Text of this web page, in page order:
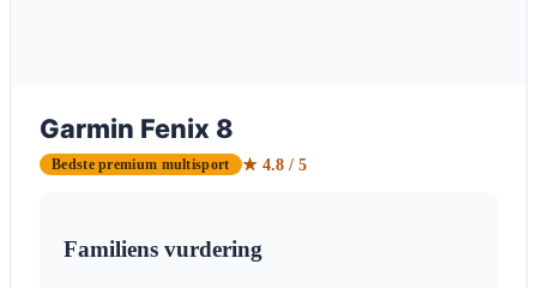
Garmin Fenix 8
Bedste premium multisport ★ 4.8 / 5
Familiens vurdering